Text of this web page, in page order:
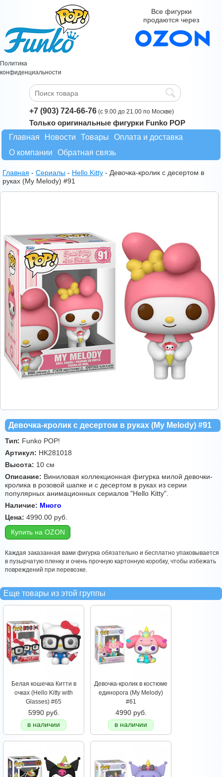
Политика
конфиденциальности
Все фигурки
продаются через
+7 (903) 724-66-76 (с 9.00 до 21.00 по Москве)
Только оригинальные фигурки Funko POP
Главная
Новости Товары
Оплата и доставка
О компании
Обратная связь
Главная - Сериалы - Hello Kitty - Девочка-кролик с десертом в
руках (My Melody) #91
Девочка-кролик с десертом в руках (My Melody) #91
Тип: Funko POP!
Артикул: HK281018
Высота: 10 см
Описание: Виниловая коллекционная фигурка милой девочки-
кролика в розовой шапке и с десертом в руках из серии
популярных анимационных сериалов "Hello Kitty".
Наличие: Много
Цена: 4990.00 руб.
Купить на OZON
Каждая заказанная вами фигурка обязательно и бесплатно упаковывается
в пузырчатую пленку и очень прочную картонную коробку, чтобы избежать
повреждений при перевозке.
Еще товары из этой группы
Белая кошечка Китти в
очках (Hello Kitty with
Glasses) #65
5990 руб.
в наличии
Девочка-кролик в костюме
единорога (My Melody)
#61
4990 руб.
в наличии